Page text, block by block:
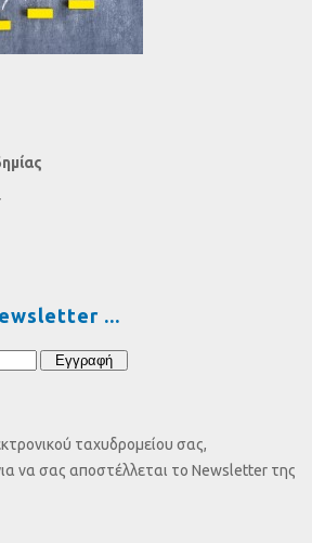
ταχυδρομείου σας,
να σας αποστέλλεται το Newsletter της